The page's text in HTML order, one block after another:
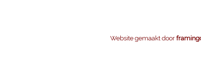
Website gemaakt door